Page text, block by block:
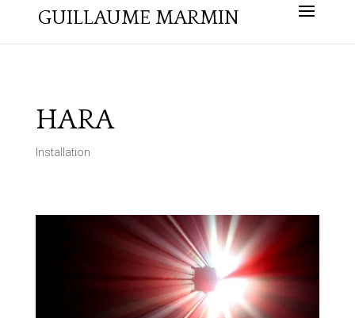
GUILLAUME MARMIN
HARA
Installation